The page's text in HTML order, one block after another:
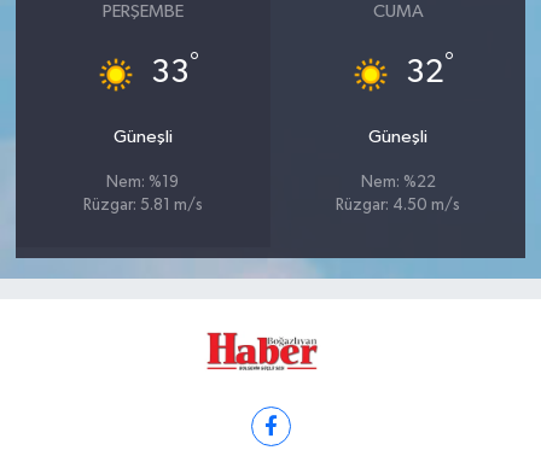
PERŞEMBE
33°
Güneşli
Nem: %19
Rüzgar: 5.81 m/s
CUMA
32°
Güneşli
Nem: %22
Rüzgar: 4.50 m/s